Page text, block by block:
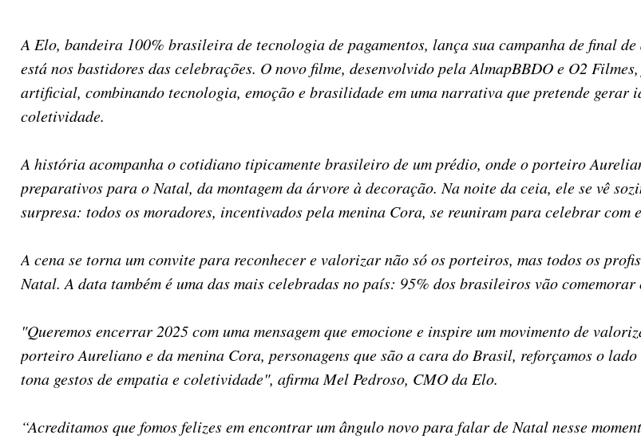
A Elo, bandeira 100% brasileira de tecnologia de pagamentos, lança sua campanha de final
está nos bastidores das celebrações. O novo filme, desenvolvido pela AlmapBBDO e O2
artificial, combinando tecnologia, emoção e brasilidade em uma narrativa que pretende gerar
coletividade.
A história acompanha o cotidiano tipicamente brasileiro de um prédio, onde o porteiro
preparativos para o Natal, da montagem da árvore à decoração. Na noite da ceia, ele se vê
surpresa: todos os moradores, incentivados pela menina Cora, se reuniram para celebrar com
A cena se torna um convite para reconhecer e valorizar não só os porteiros, mas todos os
Natal. A data também é uma das mais celebradas no país: 95% dos brasileiros vão comemorar
"Queremos encerrar 2025 com uma mensagem que emocione e inspire um movimento de
porteiro Aureliano e da menina Cora, personagens que são a cara do Brasil, reforçamos o
tona gestos de empatia e coletividade", afirma Mel Pedroso, CMO da Elo.
“Acreditamos que fomos felizes em encontrar um ângulo novo para falar de Natal nesse